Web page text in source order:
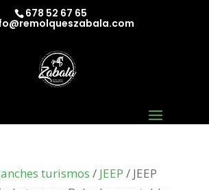
678 52 67 65
turismos / JEEP / JEEP